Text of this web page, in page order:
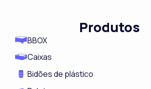
Produtos
BBOX
Caixas
Bidões de plástico